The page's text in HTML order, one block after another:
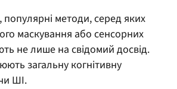
методи, серед яких
маскування або сенсорних
не лише на свідомий досвід.
загальну когнітивну
ШІ.